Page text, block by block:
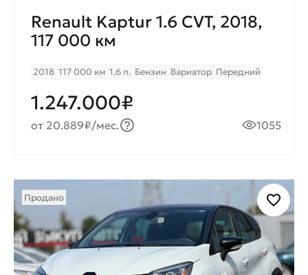
Renault Kaptur 1.6 CVT, 2018,
117 000 км
2018 117 000 км 1.6 л. Бензин Вариатор Передний
1.247.000₽
от 20.889₽/мес. 1055
Продано